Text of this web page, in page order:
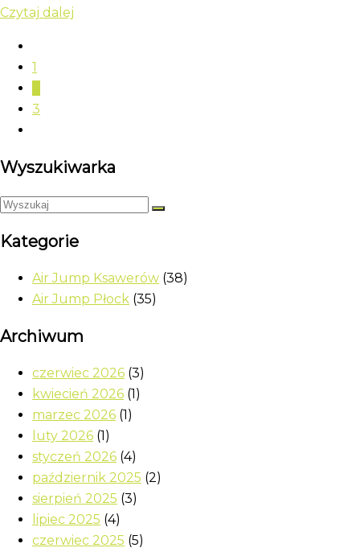
Czytaj dalej
1
3
Wyszukiwarka
Kategorie
Air Jump Ksawerów (38)
Air Jump Płock (35)
Archiwum
czerwiec 2026 (3)
kwiecień 2026 (1)
marzec 2026 (1)
luty 2026 (1)
styczeń 2026 (4)
październik 2025 (2)
sierpień 2025 (3)
lipiec 2025 (4)
czerwiec 2025 (5)